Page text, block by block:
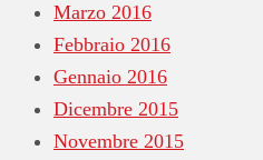
Marzo 2016
Febbraio 2016
Gennaio 2016
Dicembre 2015
Novembre 2015